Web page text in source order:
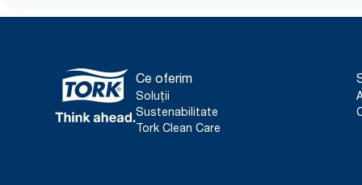
Ce oferim
Soluții
Sustenabilitate
Tork Clean Care